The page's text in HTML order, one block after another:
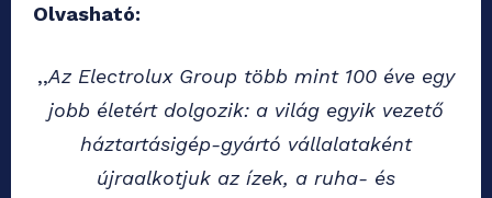
Olvasható:
,,Az Electrolux Group több mint 100 éve egy
jobb életért dolgozik: a világ egyik vezető
háztartásigép-gyártó vállalataként
újraalkotjuk az ízek, a ruha- és